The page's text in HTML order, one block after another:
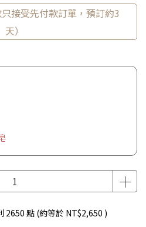
接受先付款訂單，預訂約3
天）
2650 點 (約等於 NT$2,650 )